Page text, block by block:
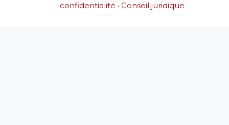
confidentialité · Conseil juridique